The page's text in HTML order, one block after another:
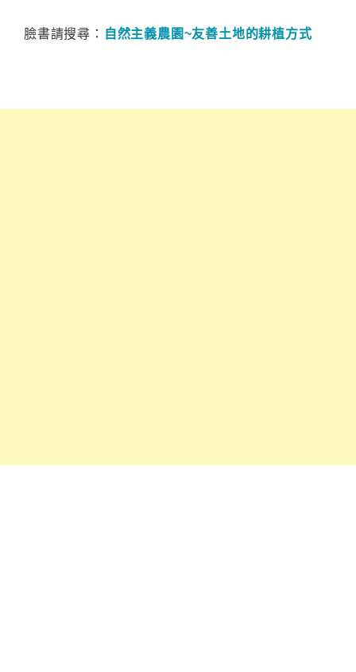
臉書請搜尋： 自然主義農園~友善土地的耕植方式